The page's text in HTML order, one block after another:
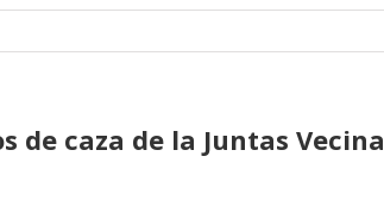
caza de la Juntas